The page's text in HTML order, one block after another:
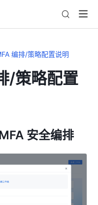
编排/策略配置说明
/策略配置
安全编排